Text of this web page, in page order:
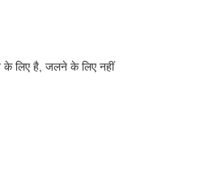
के लिए है, जलने के लिए नहीं